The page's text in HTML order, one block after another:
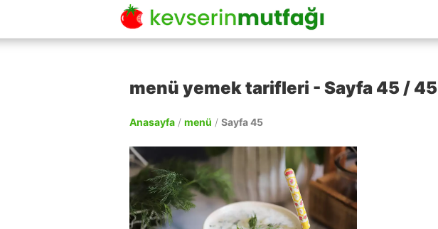
menü yemek tarifleri - Sayfa 45 / 45
Anasayfa / menü / Sayfa 45